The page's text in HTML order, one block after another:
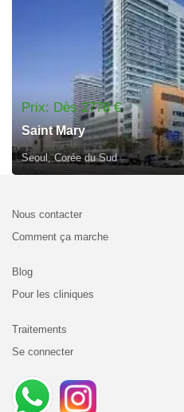
Prix: Dès 2778 €
Saint Mary
Seoul, Corée du Sud
Nous contacter
Comment ça marche
Blog
Pour les cliniques
Traitements
Se connecter